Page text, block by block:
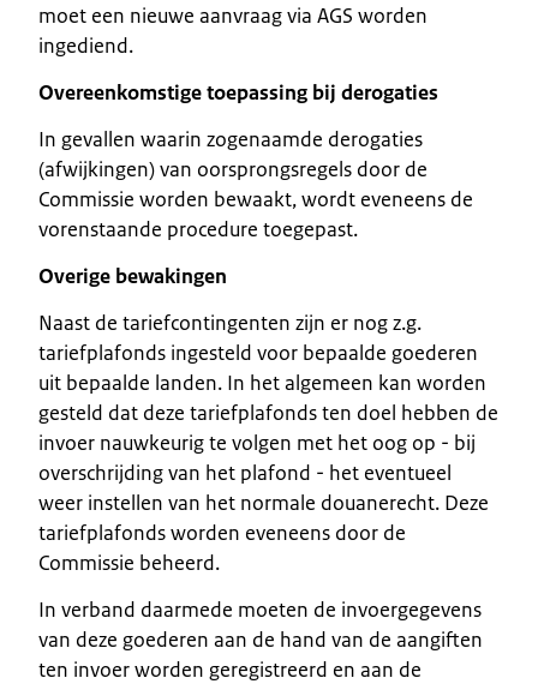
moet een nieuwe aanvraag via AGS worden
ingediend.
Overeenkomstige toepassing bij derogaties
In gevallen waarin zogenaamde derogaties
(afwijkingen) van oorsprongsregels door de
Commissie worden bewaakt, wordt eveneens de
vorenstaande procedure toegepast.
Overige bewakingen
Naast de tariefcontingenten zijn er nog z.g.
tariefplafonds ingesteld voor bepaalde goederen
uit bepaalde landen. In het algemeen kan worden
gesteld dat deze tariefplafonds ten doel hebben de
invoer nauwkeurig te volgen met het oog op - bij
overschrijding van het plafond - het eventueel
weer instellen van het normale douanerecht. Deze
tariefplafonds worden eveneens door de
Commissie beheerd.
In verband daarmede moeten de invoergegevens
van deze goederen aan de hand van de aangiften
ten invoer worden geregistreerd en aan de